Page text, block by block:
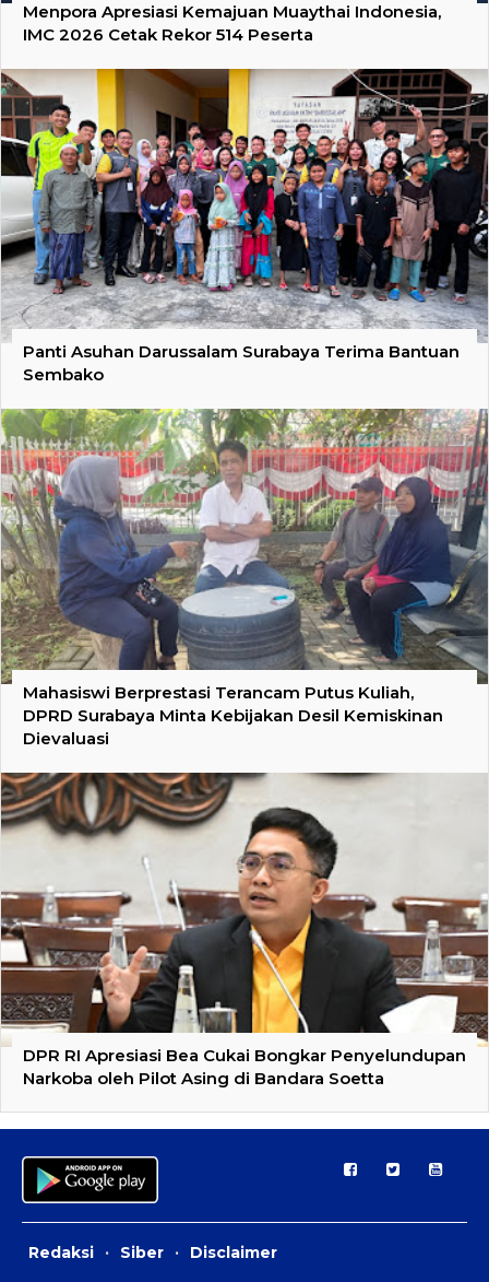
Menpora Apresiasi Kemajuan Muaythai Indonesia,
IMC 2026 Cetak Rekor 514 Peserta
Panti Asuhan Darussalam Surabaya Terima Bantuan
Sembako
Mahasiswi Berprestasi Terancam Putus Kuliah,
DPRD Surabaya Minta Kebijakan Desil Kemiskinan
Dievaluasi
DPR RI Apresiasi Bea Cukai Bongkar Penyelundupan
Narkoba oleh Pilot Asing di Bandara Soetta
Redaksi · Siber · Disclaimer